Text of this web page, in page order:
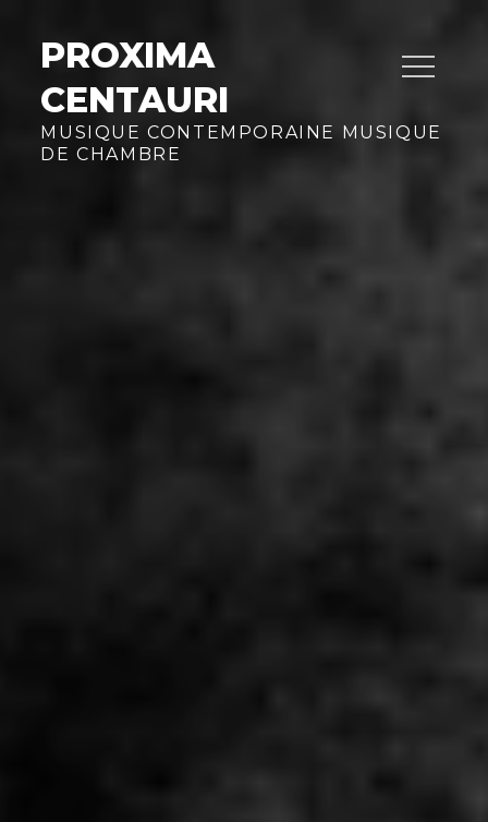
contentPROXIMA
CENTAURI
MUSIQUE CONTEMPORAINE MUSIQUE
DE CHAMBRE